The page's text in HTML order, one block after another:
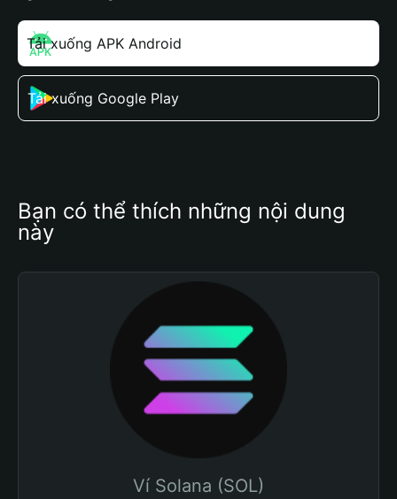
Tải xuống APK Android
Tải xuống Google Play
Bạn có thể thích những nội dung
này
Ví Solana (SOL)